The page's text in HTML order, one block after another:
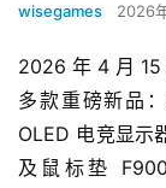
wisegames 2026
2026 年 4 月 15
多款重磅新品
OLED 电竞显示
及鼠标垫